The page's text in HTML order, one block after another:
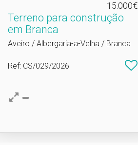
15.000€
Terreno para construção
em Branca
Aveiro / Albergaria-a-Velha / Branca
Ref: CS/029/2026